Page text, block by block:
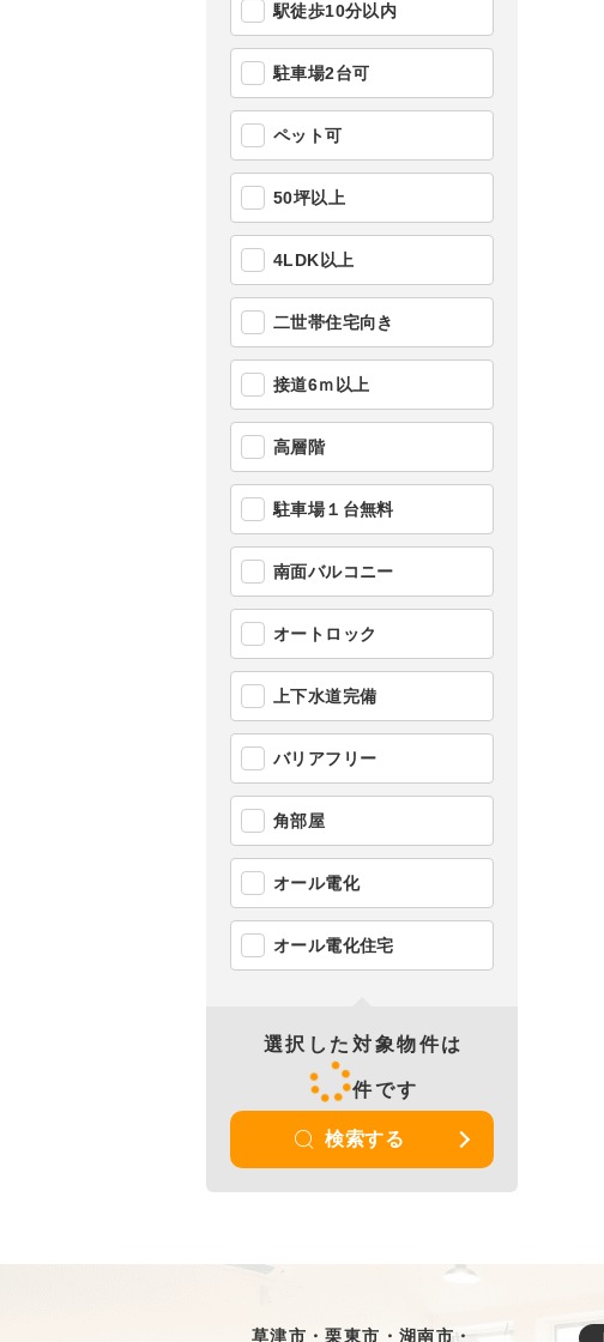
駅徒歩10分以内
駐車場2台可
ペット可
50坪以上
4LDK以上
二世帯住宅向き
接道6ｍ以上
高層階
駐車場１台無料
南面バルコニー
オートロック
上下水道完備
バリアフリー
角部屋
オール電化
オール電化住宅
選択した対象物件は
件です
検索する
草津市・栗東市・湖南市・